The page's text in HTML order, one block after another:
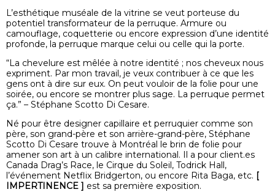
L’esthétique muséale de la vitrine se veut porteuse du
potentiel transformateur de la perruque. Armure ou
camouflage, coquetterie ou encore expression d’une identité
profonde, la perruque marque celui ou celle qui la porte.
“La chevelure est mêlée à notre identité ; nos cheveux nous
expriment. Par mon travail, je veux contribuer à ce que les
gens ont à dire sur eux. On peut vouloir de la folie pour une
soirée, ou encore se montrer plus sage. La perruque permet
ça.” – Stéphane Scotto Di Cesare.
Né pour être designer capillaire et perruquier comme son
père, son grand-père et son arrière-grand-père, Stéphane
Scotto Di Cesare trouve à Montréal le brin de folie pour
amener son art à un calibre international. Il a pour client.es
Canada Drag’s Race, le Cirque du Soleil, Todrick Hall,
l’événement Netflix Bridgerton, ou encore Rita Baga, etc. [
IMPERTINENCE ] est sa première exposition.